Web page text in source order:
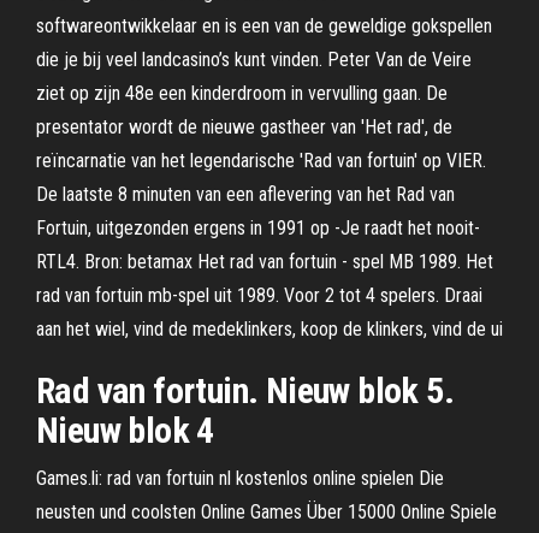
softwareontwikkelaar en is een van de geweldige gokspellen
die je bij veel landcasino’s kunt vinden. Peter Van de Veire
ziet op zijn 48e een kinderdroom in vervulling gaan. De
presentator wordt de nieuwe gastheer van 'Het rad', de
reïncarnatie van het legendarische 'Rad van fortuin' op VIER.
De laatste 8 minuten van een aflevering van het Rad van
Fortuin, uitgezonden ergens in 1991 op -Je raadt het nooit-
RTL4. Bron: betamax Het rad van fortuin - spel MB 1989. Het
rad van fortuin mb-spel uit 1989. Voor 2 tot 4 spelers. Draai
aan het wiel, vind de medeklinkers, koop de klinkers, vind de ui
Rad van fortuin. Nieuw blok 5.
Nieuw blok 4
Games.li: rad van fortuin nl kostenlos online spielen Die
neusten und coolsten Online Games Über 15000 Online Spiele